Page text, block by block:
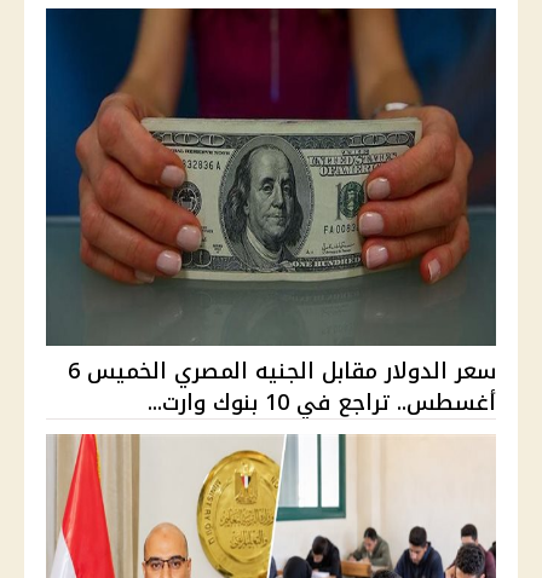
سعر الدولار مقابل الجنيه المصري الخميس 6
أغسطس.. تراجع في 10 بنوك وارت...